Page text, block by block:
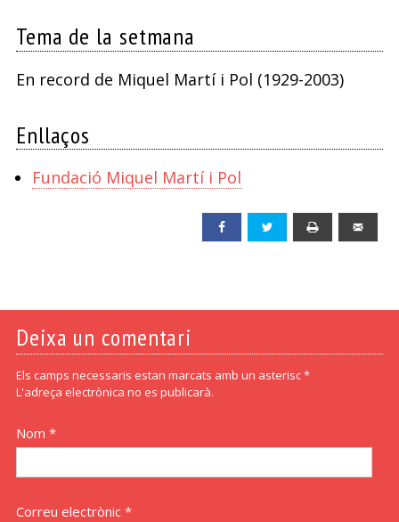
Tema de la setmana
En record de Miquel Martí i Pol (1929-2003)
Enllaços
Fundació Miquel Martí i Pol
Facebook Twitter
Deixa un comentari
Els camps necessaris estan marcats amb un asterisc *
L'adreça electrònica no es publicarà.
Nom *
Correu electrònic *